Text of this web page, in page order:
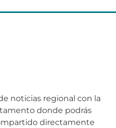
noticias regional con la
donde podrás
directamente